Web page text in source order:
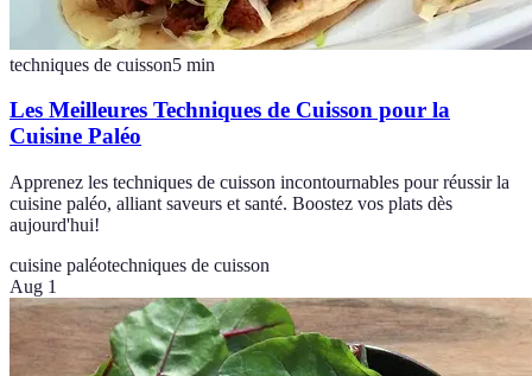
techniques de cuisson5 min
Les Meilleures Techniques de Cuisson pour la
Cuisine Paléo
Apprenez les techniques de cuisson incontournables pour réussir la
cuisine paléo, alliant saveurs et santé. Boostez vos plats dès
aujourd'hui!
cuisine paléotechniques de cuisson
Aug 1